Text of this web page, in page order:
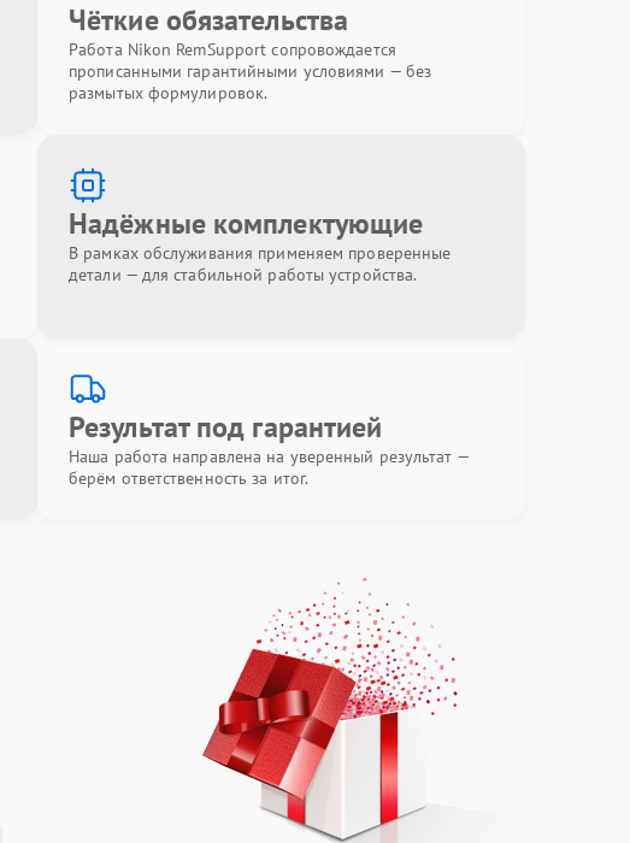
Чёткие обязательства
Работа Nikon RemSupport сопровождается
прописанными гарантийными условиями — без
размытых формулировок.
Надёжные комплектующие
В рамках обслуживания применяем проверенные
детали — для стабильной работы устройства.
Результат под гарантией
Наша работа направлена на уверенный результат —
берём ответственность за итог.